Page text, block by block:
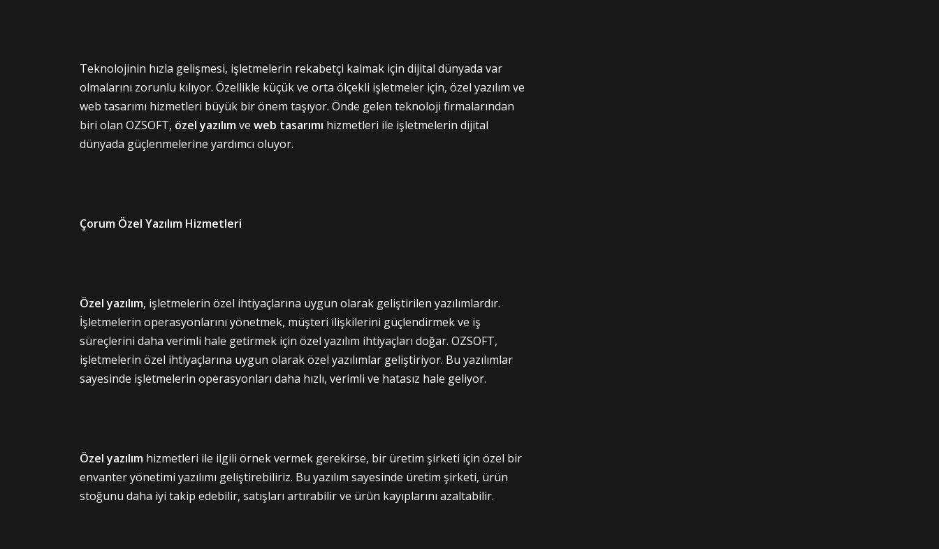
Teknolojinin hızla gelişmesi, işletmelerin rekabetçi kalmak için dijital dünyada var
olmalarını zorunlu kılıyor. Özellikle küçük ve orta ölçekli işletmeler için, özel yazılım ve
web tasarımı hizmetleri büyük bir önem taşıyor. Önde gelen teknoloji firmalarından
biri olan OZSOFT, özel yazılımve web tasarımı hizmetleri ile işletmelerin dijital
dünyada güçlenmelerine yardımcı oluyor.
Çorum Özel Yazılım Hizmetleri
Özel yazılım, işletmelerin özel ihtiyaçlarına uygun olarak geliştirilen yazılımlardır.
İşletmelerin operasyonlarını yönetmek, müşteri ilişkilerini güçlendirmek ve iş
süreçlerini daha verimli hale getirmek için özel yazılım ihtiyaçları doğar. OZSOFT,
işletmelerin özel ihtiyaçlarına uygun olarak özel yazılımlar geliştiriyor. Bu yazılımlar
sayesinde işletmelerin operasyonları daha hızlı, verimli ve hatasız hale geliyor.
Özel yazılım hizmetleri ile ilgili örnek vermek gerekirse, bir üretim şirketi için özel bir
envanter yönetimi yazılımı geliştirebiliriz. Bu yazılım sayesinde üretim şirketi, ürün
stoğunu daha iyi takip edebilir, satışları artırabilir ve ürün kayıplarını azaltabilir.